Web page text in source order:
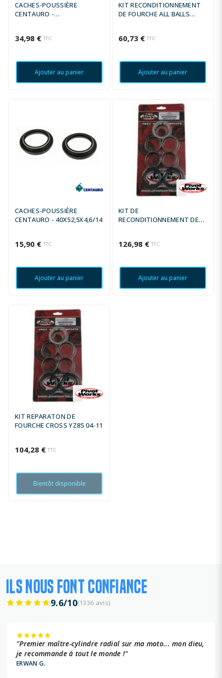
CACHES-POUSSIÈRE
CENTAURO -
34,98 € TTC
Ajouter au panier
KIT RECONDITIONNEMENT
DE FOURCHE ALL BALLS
60,73 € TTC
Ajouter au panier
CACHES-POUSSIÈRE
CENTAURO - 40X52,5X4,6/14
15,90 € TTC
Ajouter au panier
KIT DE
RECONDITIONNEMENT DE
126,98 € TTC
Ajouter au panier
KIT REPARATON DE
FOURCHE CROSS YZ85 04-11
104,28 € TTC
Bientôt disponible
ILS NOUS FONT CONFIANCE
9.6/10(1336 avis)
"Premier maître-cylindre radial sur ma moto... mon dieu,
je recommande à tout le monde !"
ERWAN G.